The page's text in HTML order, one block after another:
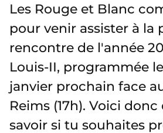
Les Rouge et Blanc
pour venir assister à la
rencontre de l'année
Louis-II, programmée
janvier prochain face
Reims (17h). Voici
savoir si tu souhaites